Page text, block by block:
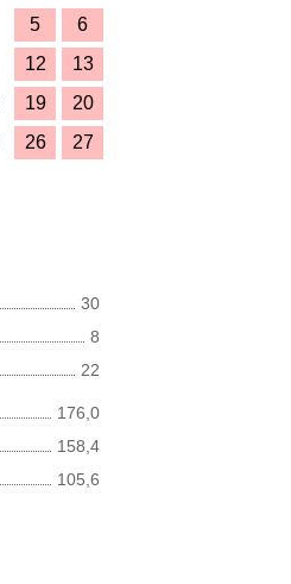
5
6
12
13
19
20
26
27
30
8
22
176,0
158,4
105,6